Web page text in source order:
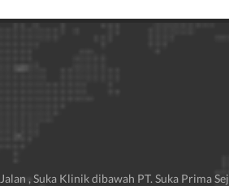
, Suka Klinik dibawah PT. Suka Prima